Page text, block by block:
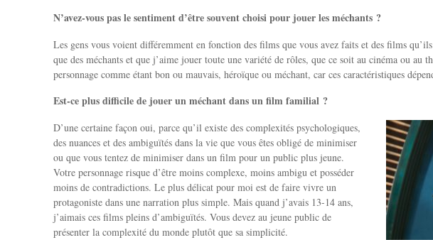
N’avez-vous pas le sentiment d’être souvent choisi pour jouer les méchants ?
Les gens vous voient différemment en fonction des films que vous avez faits et des films
que des méchants et que j’aime jouer toute une variété de rôles, que ce soit au cinéma ou au
personnage comme étant bon ou mauvais, héroïque ou méchant, car ces caractéristiques
Est-ce plus difficile de jouer un méchant dans un film familial ?
D’une certaine façon oui, parce qu’il existe des complexités psychologiques,
des nuances et des ambiguïtés dans la vie que vous êtes obligé de minimiser
ou que vous tentez de minimiser dans un film pour un public plus jeune.
Votre personnage risque d’être moins complexe, moins ambigu et posséder
moins de contradictions. Le plus délicat pour moi est de faire vivre un
protagoniste dans une narration plus simple. Mais quand j’avais 13-14 ans,
j’aimais ces films pleins d’ambiguïtés. Vous devez au jeune public de
présenter la complexité du monde plutôt que sa simplicité.